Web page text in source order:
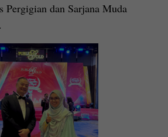
Pergigian dan Sarjana Muda